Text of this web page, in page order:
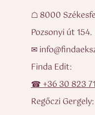
☖ 8000
Pozsonyi út 154.
✉
Finda Edit:
☎ +36 30 823
Regőczi Gergely: